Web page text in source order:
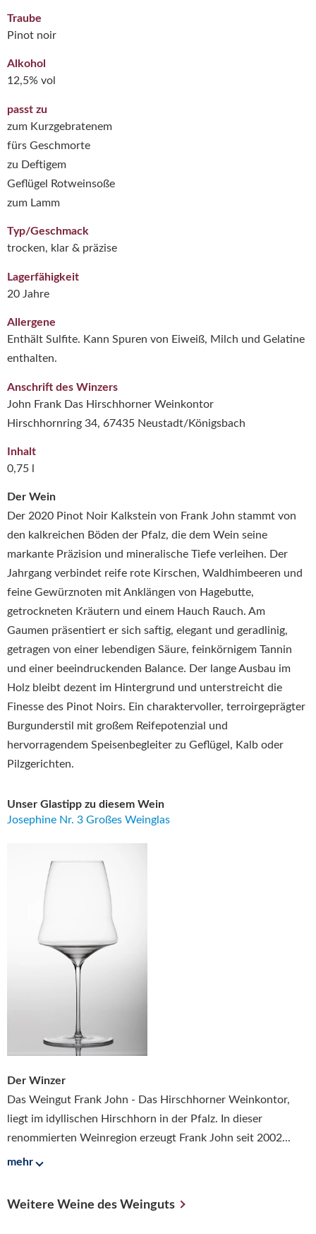
Der Wein
Der 2020 Pinot Noir Kalkstein von Frank John stammt von
den kalkreichen Böden der Pfalz, die dem Wein seine
markante Präzision und mineralische Tiefe verleihen. Der
Jahrgang verbindet reife rote Kirschen, Waldhimbeeren und
feine Gewürznoten mit Anklängen von Hagebutte,
getrockneten Kräutern und einem Hauch Rauch. Am
Gaumen präsentiert er sich saftig, elegant und geradlinig,
getragen von einer lebendigen Säure, feinkörnigem Tannin
und einer beeindruckenden Balance. Der lange Ausbau im
Holz bleibt dezent im Hintergrund und unterstreicht die
Finesse des Pinot Noirs. Ein charaktervoller, terroirgeprägter
Burgunderstil mit großem Reifepotenzial und
hervorragendem Speisenbegleiter zu Geflügel, Kalb oder
Pilzgerichten.
Unser Glastipp zu diesem Wein
Josephine Nr. 3 Großes Weinglas
Der Winzer
Das Weingut Frank John - Das Hirschhorner Weinkontor,
liegt im idyllischen Hirschhorn in der Pfalz. In dieser
renommierten Weinregion erzeugt Frank John seit 2002...
mehr
Traube
Pinot noir
Alkohol
12,5% vol
passt zu
zum Kurzgebratenem
fürs Geschmorte
zu Deftigem
Geflügel Rotweinsoße
zum Lamm
Typ/Geschmack
trocken, klar & präzise
Lagerfähigkeit
20 Jahre
Allergene
Enthält Sulfite. Kann Spuren von Eiweiß, Milch und Gelatine
enthalten.
Anschrift des Winzers
John Frank Das Hirschhorner Weinkontor
Hirschhornring 34, 67435 Neustadt/Königsbach
Inhalt
0,75 l
Weitere Weine des Weinguts